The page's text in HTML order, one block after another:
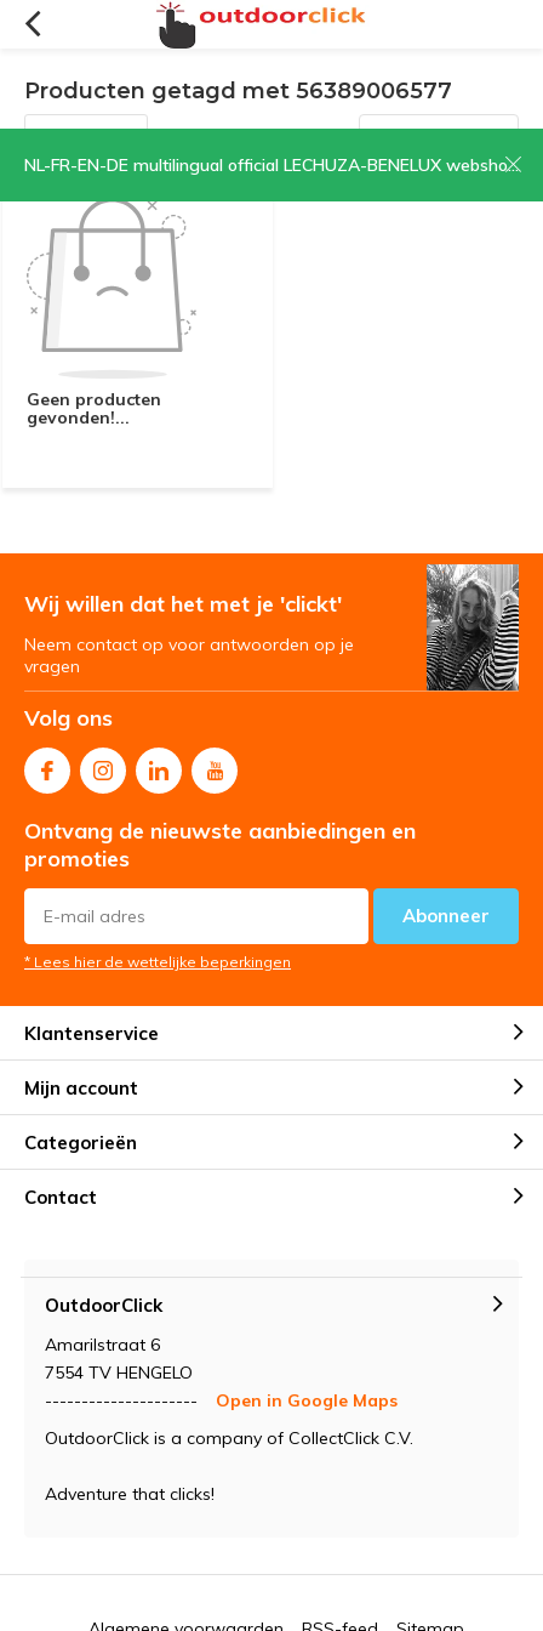
NL-FR-EN-DE multilingual official LECHUZA-BENELUX webshop | CLICK HERE NOW!
Producten getagd met 56389006577
Filters Sorteren op:
Geen producten
gevonden!...
Wij willen dat het met je 'clickt'
Neem contact op voor antwoorden op je
vragen
Volg ons
Ontvang de nieuwste aanbiedingen en
promoties
Abonneer
* Lees hier de wettelijke beperkingen
Klantenservice
Mijn account
Categorieën
Contact
OutdoorClick
Amarilstraat 6
7554 TV HENGELO
---------------------
Open in Google Maps
OutdoorClick is a company of CollectClick C.V.
Adventure that clicks!